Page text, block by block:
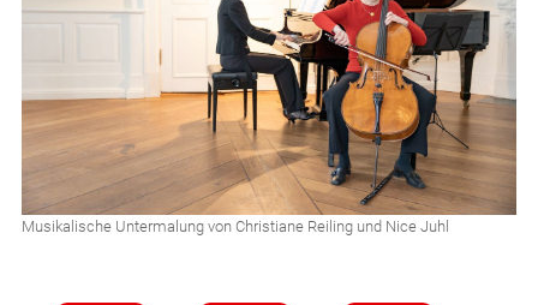
Musikalische Untermalung von Christiane Reiling und Nice Juhl